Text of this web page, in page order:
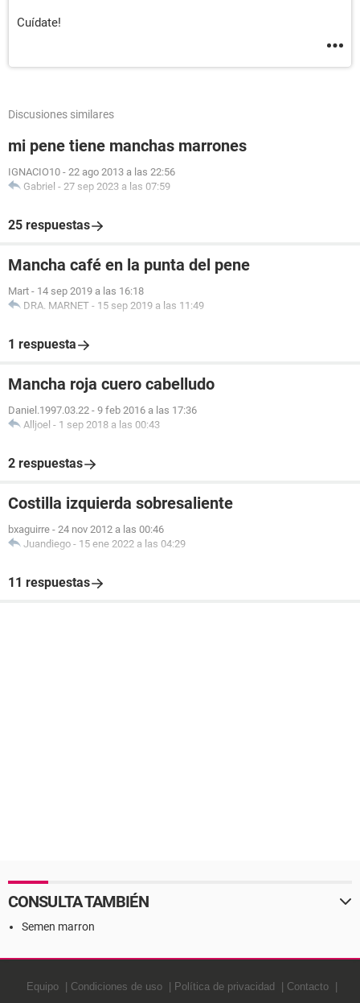
Cuídate!
Discusiones similares
mi pene tiene manchas marrones
IGNACIO10 - 22 ago 2013 a las 22:56
Gabriel - 27 sep 2023 a las 07:59
25 respuestas
Mancha café en la punta del pene
Mart - 14 sep 2019 a las 16:18
DRA. MARNET - 15 sep 2019 a las 11:49
1 respuesta
Mancha roja cuero cabelludo
Daniel.1997.03.22 - 9 feb 2016 a las 17:36
Alljoel - 1 sep 2018 a las 00:43
2 respuestas
Costilla izquierda sobresaliente
bxaguirre - 24 nov 2012 a las 00:46
Juandiego - 15 ene 2022 a las 04:29
11 respuestas
CONSULTA TAMBIÉN
Semen marron
Equipo Condiciones de uso Política de privacidad
Contacto